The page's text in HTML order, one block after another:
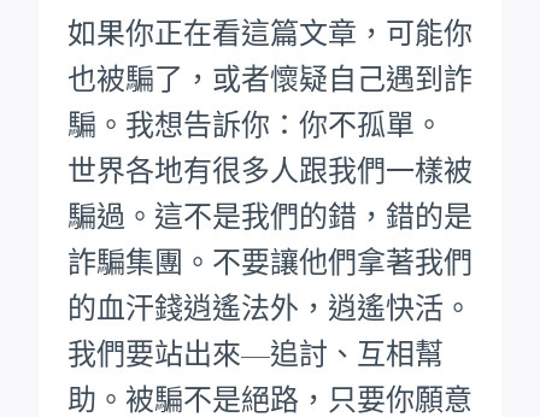
如果你正在看這篇文章，可能你
也被騙了，或者懷疑自己遇到詐
騙。我想告訴你：你不孤單。
世界各地有很多人跟我們一樣被
騙過。這不是我們的錯，錯的是
詐騙集團。不要讓他們拿著我們
的血汗錢逍遙法外，逍遙快活。
我們要站出來—追討、互相幫
助。被騙不是絕路，只要你願意